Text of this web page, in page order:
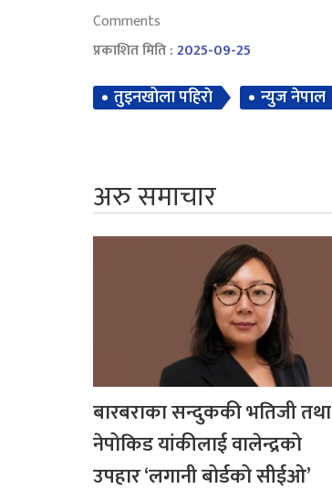
Comments
प्रकाशित मिति :2025-09-25
तुइनखोला पहिराे न्युज नेपाल
अरु समाचार
बारबराका सन्दुककी भतिजी तथा
नेपोकिड यांकीलाई वालेन्द्रको
उपहार ‘लगानी बोर्डको सीईओ’